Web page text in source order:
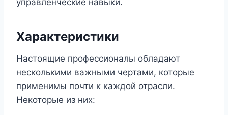
управленческие навыки.
Характеристики
Настоящие профессионалы обладают
несколькими важными чертами, которые
применимы почти к каждой отрасли.
Некоторые из них: